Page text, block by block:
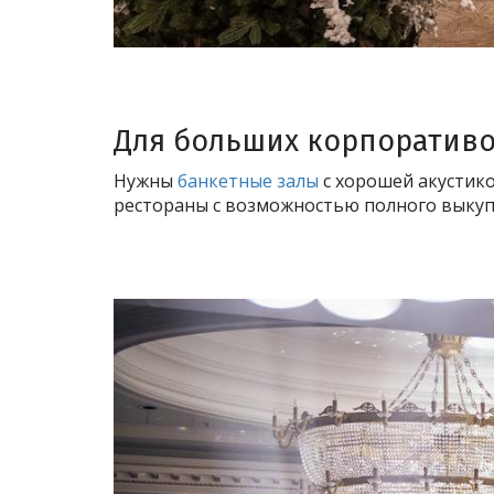
Для больших
Нужны банкетные залы с хорошей
рестораны с возможностью полного